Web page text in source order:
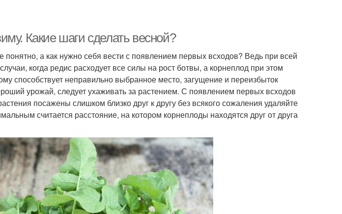
Какие шаги сделать весной?
а как нужно себя вести с появлением первых всходов? Ведь при всей
когда редис расходует все силы на рост ботвы, а корнеплод при этом
способствует неправильно выбранное место, загущение и переизбыток
урожай, следует ухаживать за растением. С появлением первых всходов
посажены слишком близко друг к другу без всякого сожаления удаляйте
считается расстояние, на котором корнеплоды находятся друг от друга